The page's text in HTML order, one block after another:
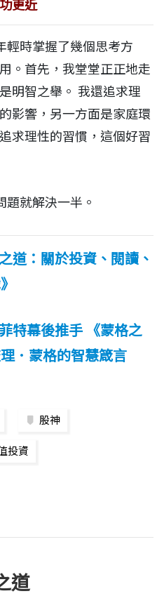
更近
輕時掌握了幾個思考方
。首先，我堂堂正正地走
明智之舉。 我還追求理
影響，另一方面是家庭環
求理性的習慣，這個好習
題就解決一半。
道：關於投資、閱讀、
特幕後推手 《蒙格之
．蒙格的智慧箴言
股神
投資
道